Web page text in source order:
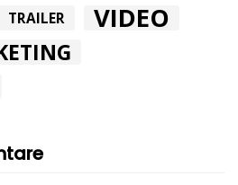
TRAILER VIDEO